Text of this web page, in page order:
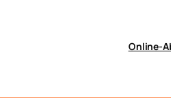
Online-